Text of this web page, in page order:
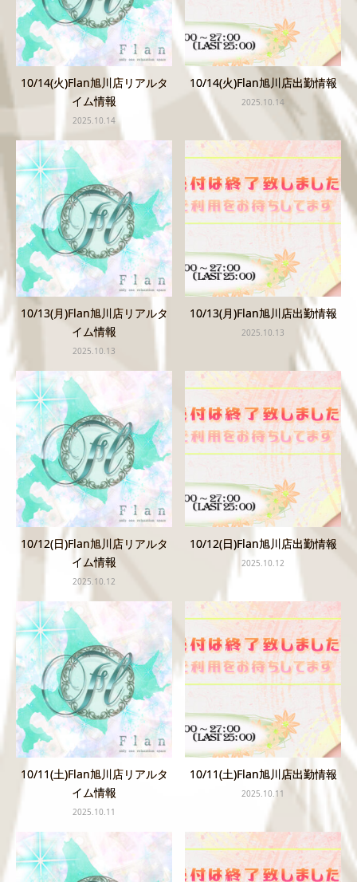
10/14(火)Flan旭川店リアルタ
イム情報
2025.10.14
10/14(火)Flan旭川店出勤情報
2025.10.14
10/13(月)Flan旭川店リアルタ
イム情報
2025.10.13
10/13(月)Flan旭川店出勤情報
2025.10.13
10/12(日)Flan旭川店リアルタ
イム情報
2025.10.12
10/12(日)Flan旭川店出勤情報
2025.10.12
10/11(土)Flan旭川店リアルタ
イム情報
2025.10.11
10/11(土)Flan旭川店出勤情報
2025.10.11